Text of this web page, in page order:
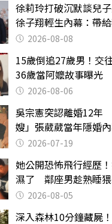
徐莉玲打破沉默談兒
徐子翔輕生內幕：帶
2026-08-08
15歲倒追27歲男！交
36歲當阿嬤故事曝光
2026-08-06
吳宗憲突認離婚12年
嫂」張葳葳當年隱婚
2026-07-19
她公開恐怖飛行經歷
濕了 鄰座男趁熟睡
2026-08-05
深入森林10分鐘藏屍